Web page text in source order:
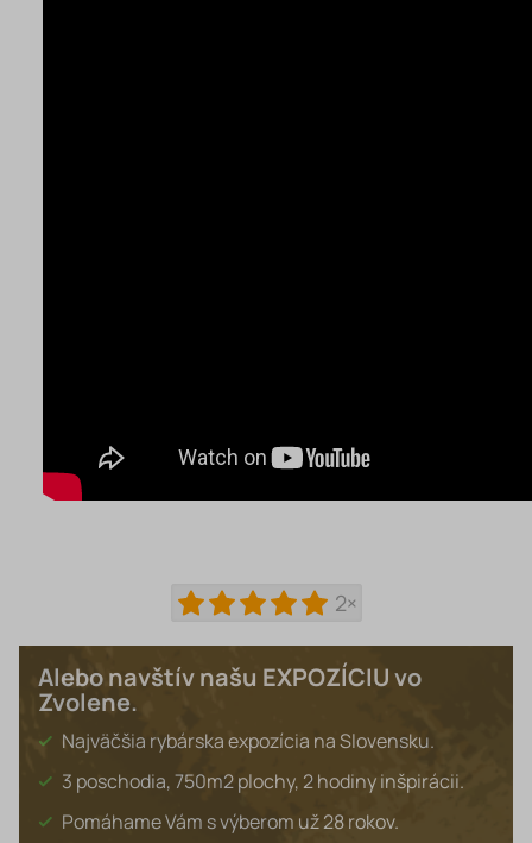
2×
Alebo navštív našu EXPOZÍCIU vo
Zvolene.
Najväčšia rybárska expozícia na Slovensku.
3 poschodia, 750m2 plochy, 2 hodiny inšpirácii.
Pomáhame Vám s výberom už 28 rokov.